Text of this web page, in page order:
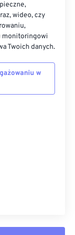
wideo, czy
monitoringowi
Twoich danych.
w